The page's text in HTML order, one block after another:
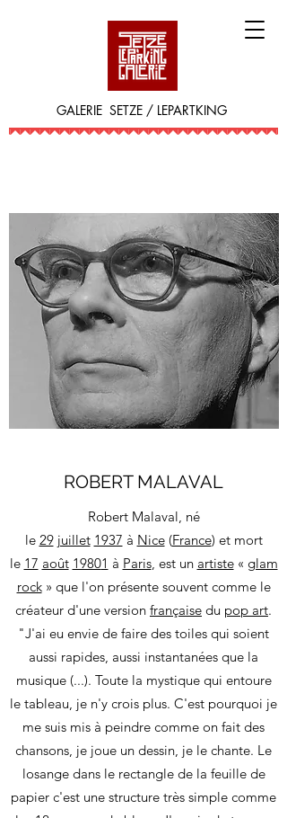
GALERIE SETZE / LEPARTKING
ROBERT MALAVAL
Robert Malaval, né
le 29 juillet 1937 à Nice(France) et mort
le 17 août 19801 à Paris, est un artiste« glam
rock» que l'on présente souvent comme le
créateur d'une version française du pop art.
"J'ai eu envie de faire des toiles qui soient
aussi rapides, aussi instantanées que la
musique (...). Toute la mystique qui entoure
le tableau, je n'y crois plus. C'est pourquoi je
me suis mis à peindre comme on fait des
chansons, je joue un dessin, je le chante. Le
losange dans le rectangle de la feuille de
papier c'est une structure très simple comme